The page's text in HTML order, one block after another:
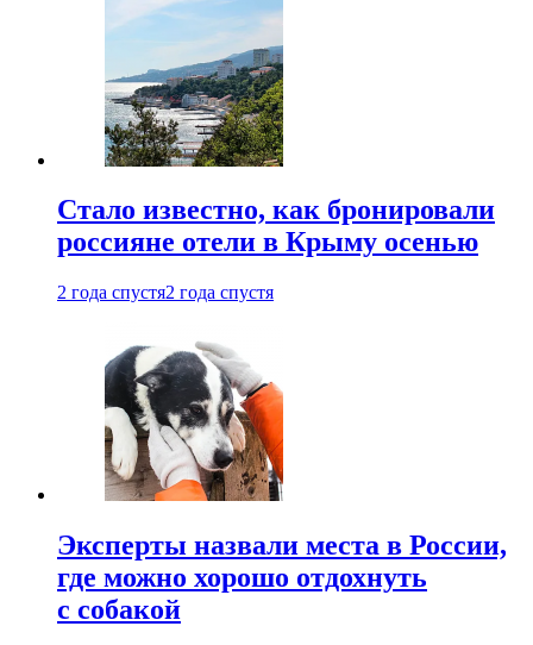
Стало известно, как бронировали
россияне отели в Крыму осенью
2 года спустя2 года спустя
Эксперты назвали места в России,
где можно хорошо отдохнуть
с собакой